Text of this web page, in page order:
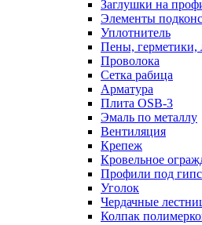
Заглушки на
Элементы
Уплотнитель
Пены, герметики,
Проволока
Сетка рабица
Арматура
Плита OSB-3
Эмаль по металлу
Вентиляция
Крепеж
Кровельное
Профили под
Уголок
Чердачные
Колпак